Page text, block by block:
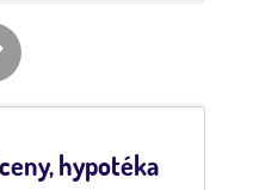
hypotéka